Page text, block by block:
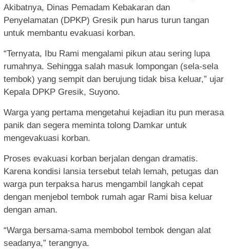
Akibatnya, Dinas Pemadam Kebakaran dan
Penyelamatan (DPKP) Gresik pun harus turun tangan
untuk membantu evakuasi korban.
“Ternyata, Ibu Rami mengalami pikun atau sering lupa
rumahnya. Sehingga salah masuk lompongan (sela-sela
tembok) yang sempit dan berujung tidak bisa keluar,” ujar
Kepala DPKP Gresik, Suyono.
Warga yang pertama mengetahui kejadian itu pun merasa
panik dan segera meminta tolong Damkar untuk
mengevakuasi korban.
Proses evakuasi korban berjalan dengan dramatis.
Karena kondisi lansia tersebut telah lemah, petugas dan
warga pun terpaksa harus mengambil langkah cepat
dengan menjebol tembok rumah agar Rami bisa keluar
dengan aman.
“Warga bersama-sama membobol tembok dengan alat
seadanya,” terangnya.